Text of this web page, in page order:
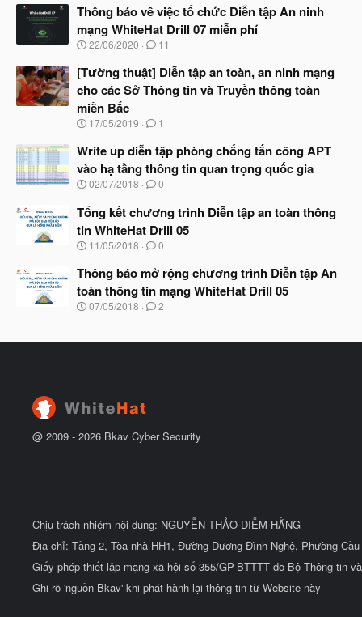
à
y
b
ắ
đ
ầ
u
Thông báo về việc tổ chức Diễn tập An ninh
mạng WhiteHat Drill 07 miễn phí
N
à
b
ắ
t
ầ
u
22/06/2020 11
[Tường thuật] Diễn tập an toàn, an ninh mạng
cho các Sở Thông tin và Truyền thông toàn
miền Bắc
N
à
b
ắ
đ
ầ
u
17/05/2019 1
Write up diễn tập phòng chống tấn công APT
vào hạ tầng thông tin quan trọng quốc gia
N
à
y
b
ắ
đ
ầ
u
02/07/2018 0
Tổng kết chương trình Diễn tập an toàn thông
tin WhiteHat Drill 05
N
à
b
ắ
11/05/2018 0
Thông báo mở rộng chương trình Diễn tập An
toàn thông tin mạng WhiteHat Drill 05
N
y
ầ
07/05/2018 2
@ 2009 - 2026 Bkav Cyber Security
Chịu trách nhiệm nội dung: NGUYỄN THẢO DIỄM HẰNG
Địa chỉ: Tầng 2, Tòa nhà HH1, Đường Dương Đình Nghệ, Phường
Giấy phép thiết lập mạng xã hội số 355/GP-BTTTT do Bộ Thông tin
Ghi rõ 'nguồn Bkav' khi phát hành lại thông tin từ Website này